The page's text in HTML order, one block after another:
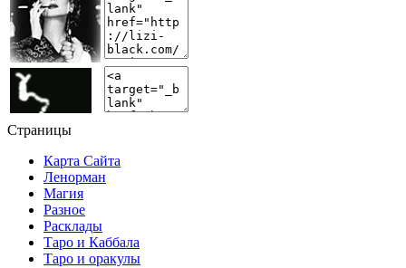
Страницы
Карта Сайта
Ленорман
Магия
Разное
Расклады
Таро и Каббала
Таро и оракулы